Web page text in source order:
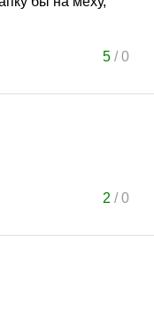
5/0
2 /0